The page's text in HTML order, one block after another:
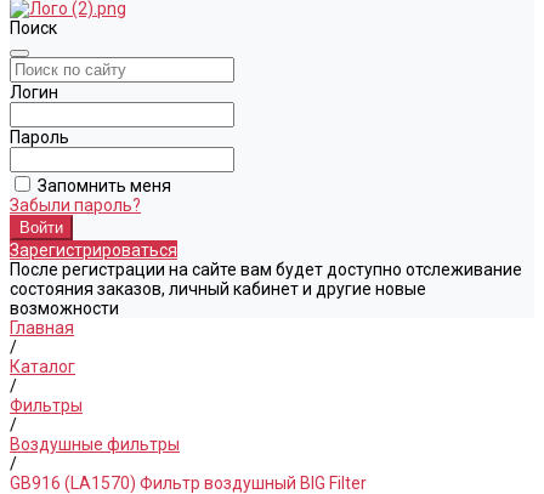
Поиск
Логин
Пароль
Запомнить меня
Забыли пароль?
Зарегистрироваться
После регистрации на сайте вам будет доступно отслеживание
состояния заказов, личный кабинет и другие новые
возможности
Главная
/
Каталог
/
Фильтры
/
Воздушные фильтры
/
GB916 (LA1570) Фильтр воздушный BIG Filter